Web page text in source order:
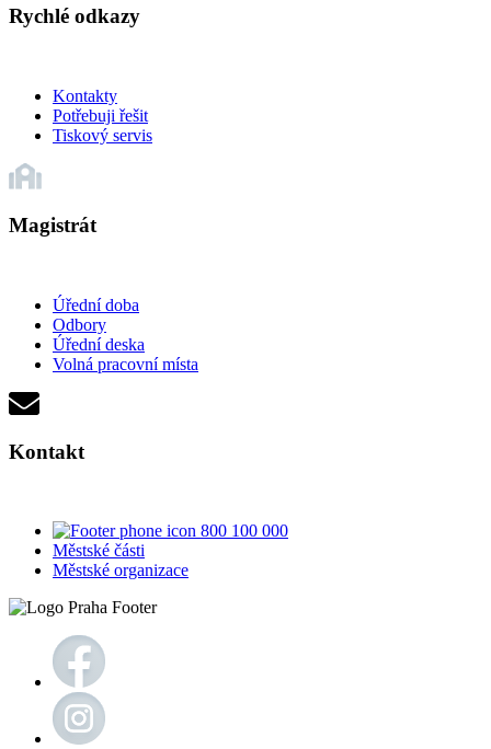
Rychlé odkazy
Kontakty
Potřebuji řešit
Tiskový servis
Magistrát
Úřední doba
Odbory
Úřední deska
Volná pracovní místa
Kontakt
800 100 000
Městské části
Městské organizace